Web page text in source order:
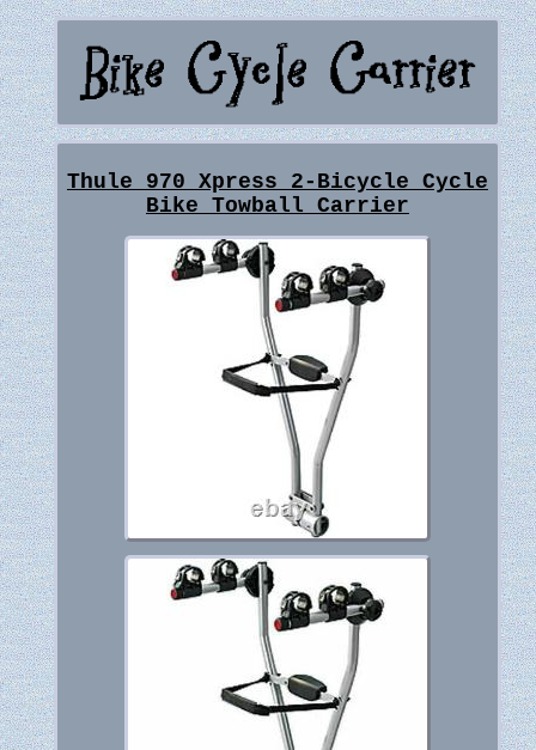
Thule 970 Xpress 2-Bicycle Cycle
Bike Towball Carrier